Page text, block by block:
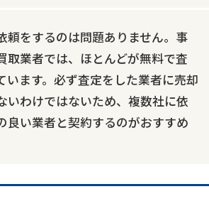
頼をするのは問題ありません。事
取業者では、ほとんどが無料で査
います。必ず査定をした業者に売却
いわけではないため、複数社に依
良い業者と契約するのがおすすめ